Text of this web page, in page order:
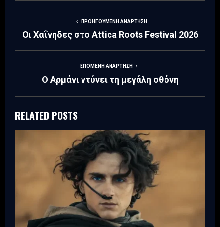
ΠΡΟΗΓΟΎΜΕΝΗ ΑΝΆΡΤΗΣΗ
Οι Χαΐνηδες στο Attica Roots Festival 2026
ΕΠΌΜΕΝΗ ΑΝΆΡΤΗΣΗ
Ο Αρμάνι ντύνει τη μεγάλη οθόνη
RELATED POSTS